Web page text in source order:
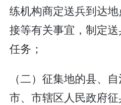
练机构商定送兵到达
接等有关事宜，制定
任务；
（二）征集地的县、
市、市辖区人民政府